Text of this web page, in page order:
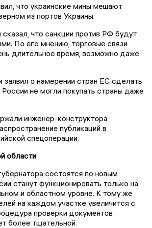
что украинские мины мешают
из портов Украины.
что санкции против РФ будут
По его мнению, торговые связи
длительное время, возможно даже
о намерении стран ЕС сделать
не могли покупать страны даже
инженер-конструктора
публикаций в
спецоперации.
области
состоятся по новым
станут функционировать только на
и областном уровне. К тому же
на каждом участке увеличится с
проверки документов
более тщательной.